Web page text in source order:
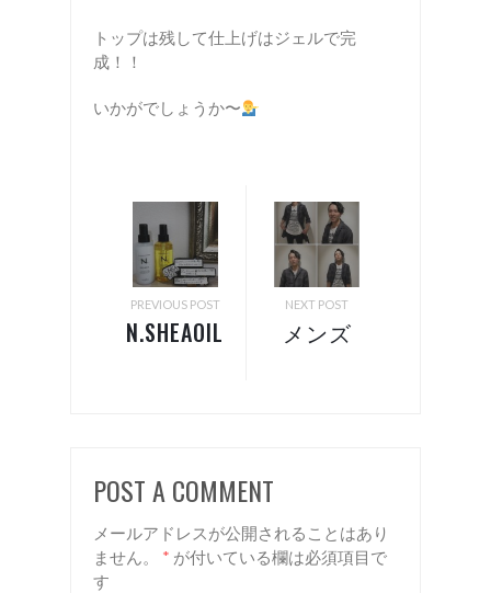
トップは残して仕上げはジェルで完
成！！
いかがでしょうか〜
PREVIOUS POST
N.SHEAOIL
室 Rien
NEXT POST
メンズ
美容室
リアン
POST A COMMENT
メールアドレスが公開されることはあり
ません。
* が付いている欄は必須項目で
す